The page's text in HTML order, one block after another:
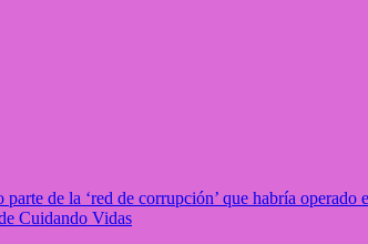
de la ‘red de corrupción’ que habría operado
Cuidando Vidas